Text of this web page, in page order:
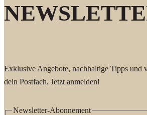
Exklusive Angebote, nachhaltige Tipps und
dein Postfach. Jetzt anmelden!
Newsletter-Abonnement